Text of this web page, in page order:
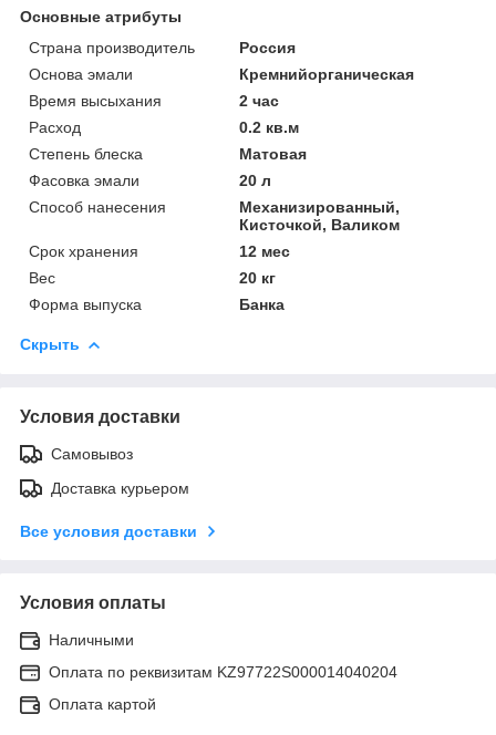
Основные атрибуты
Страна производитель
Россия
Основа эмали
Кремнийорганическая
Время высыхания
2 час
Расход
0.2 кв.м
Степень блеска
Матовая
Фасовка эмали
20 л
Способ нанесения
Механизированный,
Кисточкой, Валиком
Срок хранения
12 мес
Вес
20 кг
Форма выпуска
Банка
Скрыть
Условия доставки
Самовывоз
Доставка курьером
Все условия доставки
Условия оплаты
Наличными
Оплата по реквизитам KZ97722S000014040204
Оплата картой